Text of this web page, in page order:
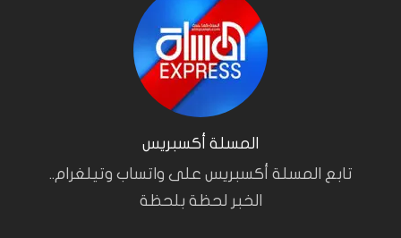
المسلة أكسبريس
تابع المسلة أكسبريس على واتساب وتيلغرام..
الخبر لحظة بلحظة